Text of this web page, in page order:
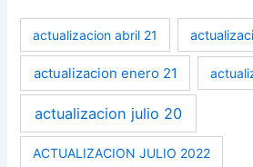
actualizacion abril 21
actualizacion enero 21
actualizacion julio 20
ACTUALIZACION JULIO 2022